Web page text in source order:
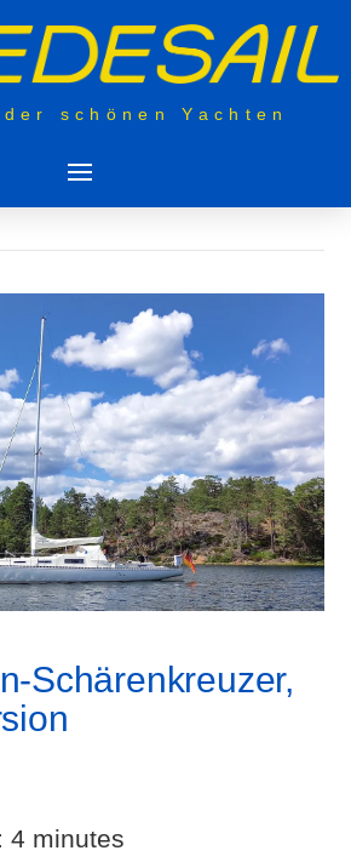
schönen Yachten
Schärenkreuzer,
4 minutes